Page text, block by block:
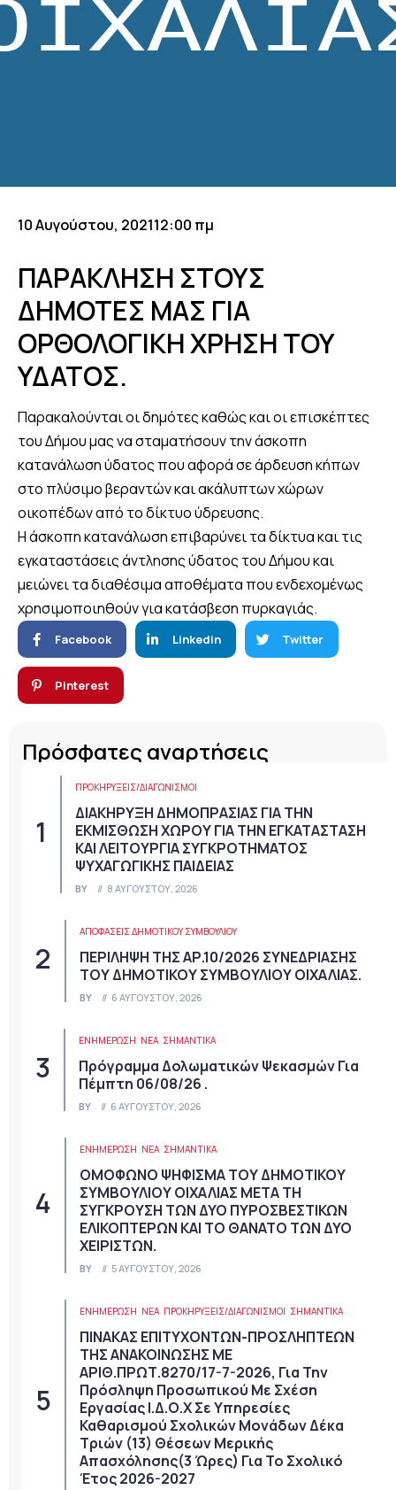
10 Αυγούστου, 202112:00 πμ
ΠΑΡΑΚΛΗΣΗ ΣΤΟΥΣ
ΔΗΜΟΤΕΣ ΜΑΣ ΓΙΑ
ΟΡΘΟΛΟΓΙΚΗ ΧΡΗΣΗ ΤΟΥ
ΥΔΑΤΟΣ.
Παρακαλούνται οι δημότες καθώς και οι επισκέπτες
του Δήμου μας να σταματήσουν την άσκοπη
κατανάλωση ύδατος που αφορά σε άρδευση κήπων
στο πλύσιμο βεραντών και ακάλυπτων χώρων
οικοπέδων από το δίκτυο ύδρευσης.
Η άσκοπη κατανάλωση επιβαρύνει τα δίκτυα και τις
εγκαταστάσεις άντλησης ύδατος του Δήμου και
μειώνει τα διαθέσιμα αποθέματα που ενδεχομένως
χρησιμοποιηθούν για κατάσβεση πυρκαγιάς.
Facebook Linkedin Twitter
Pinterest
Πρόσφατες αναρτήσεις
ΠΡΟΚΗΡΎΞΕΙΣ/ΔΙΑΓΩΝΙΣΜΟΊ
ΔΙΑΚΗΡΥΞΗ ΔΗΜΟΠΡΑΣΙΑΣ ΓΙΑ ΤΗΝ
ΕΚΜΙΣΘΩΣΗ ΧΩΡΟΥ ΓΙΑ ΤΗΝ ΕΓΚΑΤΑΣΤΑΣΗ
ΚΑΙ ΛΕΙΤΟΥΡΓΙΑ ΣΥΓΚΡΟΤΗΜΑΤΟΣ
ΨΥΧΑΓΩΓΙΚΗΣ ΠΑΙΔΕΙΑΣ
BY 8 ΑΥΓΟΎΣΤΟΥ, 2026
ΑΠΟΦΆΣΕΙΣ ΔΗΜΟΤΙΚΟΎ ΣΥΜΒΟΥΛΊΟΥ
ΠΕΡΙΛΗΨΗ ΤΗΣ ΑΡ.10/2026 ΣΥΝΕΔΡΙΑΣΗΣ
ΤΟΥ ΔΗΜΟΤΙΚΟΥ ΣΥΜΒΟΥΛΙΟΥ ΟΙΧΑΛΙΑΣ.
BY 6 ΑΥΓΟΎΣΤΟΥ, 2026
ΕΝΗΜΕΡΩΣΗ ΝΈΑ ΣΗΜΑΝΤΙΚΆ
Πρόγραμμα Δολωματικών Ψεκασμών Για
Πέμπτη 06/08/26 .
BY 6 ΑΥΓΟΎΣΤΟΥ, 2026
ΕΝΗΜΕΡΩΣΗ ΝΈΑ ΣΗΜΑΝΤΙΚΆ
ΟΜΟΦΩΝΟ ΨΗΦΙΣΜΑ ΤΟΥ ΔΗΜΟΤΙΚΟΥ
ΣΥΜΒΟΥΛΙΟΥ ΟΙΧΑΛΙΑΣ ΜΕΤΑ ΤΗ
ΣΥΓΚΡΟΥΣΗ ΤΩΝ ΔΥΟ ΠΥΡΟΣΒΕΣΤΙΚΩΝ
ΕΛΙΚΟΠΤΕΡΩΝ ΚΑΙ ΤΟ ΘΑΝΑΤΟ ΤΩΝ ΔΥΟ
ΧΕΙΡΙΣΤΩΝ.
BY 5 ΑΥΓΟΎΣΤΟΥ, 2026
ΕΝΗΜΕΡΩΣΗ ΝΈΑ ΠΡΟΚΗΡΎΞΕΙΣ/ΔΙΑΓΩΝΙΣΜΟΊ ΣΗΜΑΝΤΙΚΆ
ΠΙΝΑΚΑΣ ΕΠΙΤΥΧΟΝΤΩΝ-ΠΡΟΣΛΗΠΤΕΩΝ
ΤΗΣ ΑΝΑΚΟΙΝΩΣΗΣ ΜΕ
ΑΡΙΘ.ΠΡΩΤ.8270/17-7-2026, Για Την
Πρόσληψη Προσωπικού Με Σχέση
Εργασίας Ι.Δ.Ο.Χ Σε Υπηρεσίες
Καθαρισμού Σχολικών Μονάδων Δέκα
Τριών (13) Θέσεων Μερικής
Απασχόλησης(3 Ώρες) Για Το Σχολικό
Έτος 2026-2027